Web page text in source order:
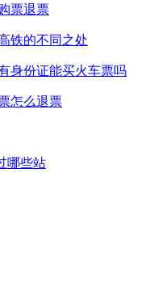
票退票
铁的不同之处
身份证能买火车票吗
怎么退票
哪些站